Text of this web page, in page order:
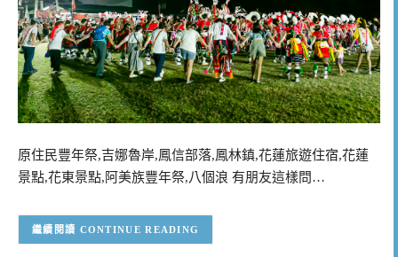
原住民豐年祭,吉娜魯岸,鳳信部落,鳳林鎮,花蓮旅遊住宿,花蓮
景點,花東景點,阿美族豐年祭,八個浪 有朋友這樣問…
CONTINUE READING